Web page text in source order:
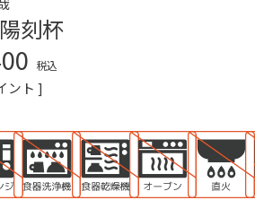
刻杯
税込
ント ]